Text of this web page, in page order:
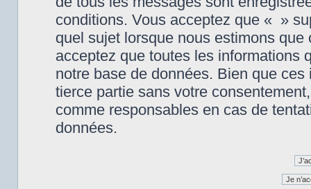
conditions. Vous acceptez que « »
quel sujet lorsque nous estimons
acceptez que toutes les informations
notre base de données. Bien que
tierce partie sans votre
comme responsables en cas de
données.